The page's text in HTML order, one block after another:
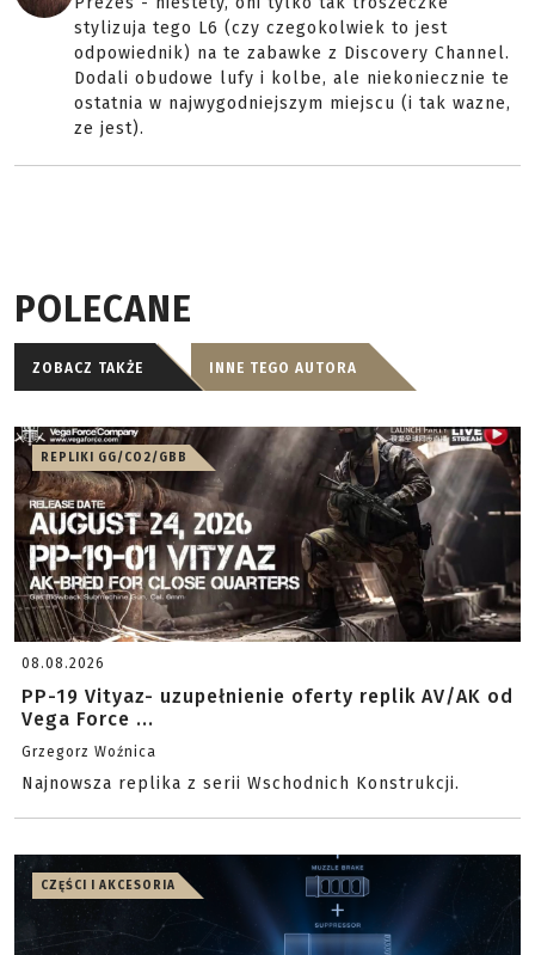
stylizuja tego L6 (czy czegokolwiek to jest
odpowiednik) na te zabawke z Discovery Channel.
Dodali obudowe lufy i kolbe, ale niekoniecznie te
ostatnia w najwygodniejszym miejscu (i tak wazne,
ze jest).
POLECANE
ZOBACZ TAKŻE INNE TEGO AUTORA
REPLIKI GG/CO2/GBB
08.08.2026
PP-19 Vityaz- uzupełnienie oferty replik AV/AK od
Vega Force ...
Grzegorz Woźnica
Najnowsza replika z serii Wschodnich Konstrukcji.
CZĘŚCI I AKCESORIA